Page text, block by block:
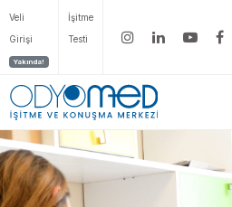
Veli
Girişi
Yakında!
İşitme
Testi